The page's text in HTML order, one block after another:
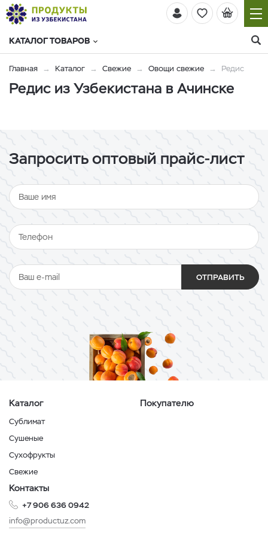
КАТАЛОГ ТОВАРОВ
Главная Каталог Свежие Овощи свежие Редис
Редис из Узбекистана в Ачинске
Запросить оптовый прайс-лист
ОТПРАВИТЬ
Каталог
Сублимат
Сушеные
Сухофрукты
Свежие
Покупателю
Контакты
+7 906 636 0942
info@productuz.com